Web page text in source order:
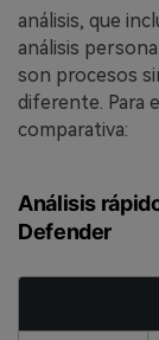
análisis, que
análisis
son procesos
diferente. Para
comparativa:
Análisis
Defender